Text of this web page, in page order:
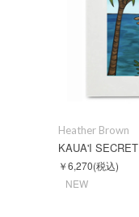
Heather Brown
KAUA'I SECRET
￥6,270(税込)
NEW